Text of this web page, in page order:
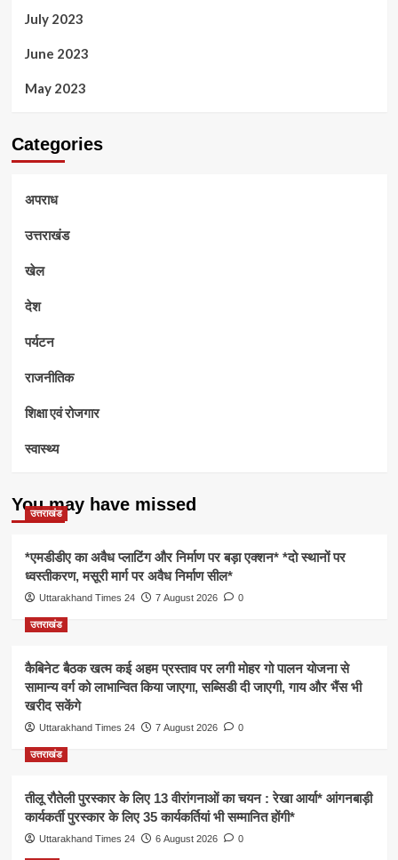
July 2023
June 2023
May 2023
Categories
अपराध
उत्तराखंड
खेल
देश
पर्यटन
राजनीतिक
शिक्षा एवं रोजगार
स्वास्थ्य
You may have missed
उत्तराखंड
*एमडीडीए का अवैध प्लाटिंग और निर्माण पर बड़ा एक्शन* *दो स्थानों पर
ध्वस्तीकरण, मसूरी मार्ग पर अवैध निर्माण सील*
Uttarakhand Times 24 7 August 2026 0
उत्तराखंड
कैबिनेट बैठक खत्म कई अहम प्रस्ताव पर लगी मोहर गो पालन योजना से
सामान्य वर्ग को लाभान्वित किया जाएगा, सब्सिडी दी जाएगी, गाय और भैंस भी
खरीद सकेंगे
Uttarakhand Times 24 7 August 2026 0
उत्तराखंड
तीलू रौतेली पुरस्कार के लिए 13 वीरांगनाओं का चयन : रेखा आर्या* आंगनबाड़ी
कार्यकर्ती पुरस्कार के लिए 35 कार्यकर्तियां भी सम्मानित होंगी*
Uttarakhand Times 24 6 August 2026 0